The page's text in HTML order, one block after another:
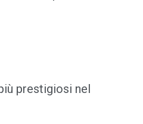
prestigiosi nel